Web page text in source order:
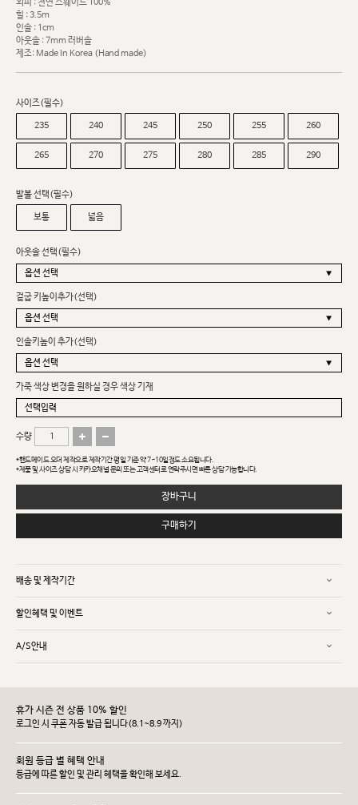
외피 : 천연 스웨이드 100%
힐 : 3.5m
인솔 : 1cm
아웃솔 : 7mm 러버솔
제조: Made In Korea (Hand made)
사이즈(필수)
235 240 245 250 255 260
265 270 275 280 285 290
발볼 선택(필수)
보통 넓음
아웃솔 선택(필수)
겉굽 키높이추가(선택)
인솔키높이 추가(선택)
가죽 색상 변경을 원하실 경우 색상 기재
수량
*핸드메이드 오더 제작으로 제작기간 평일 기준 약 7~10일정도 소요됩니다.
*제품 및 사이즈 상담 시 카카오채널 문의 또는 고객센터로 연락주시면 빠른 상담 가능합니다.
장바구니
구매하기
배송 및 제작기간
할인혜택 및 이벤트
A/S안내
휴가 시즌 전 상품 10% 할인
로그인 시 쿠폰 자동 발급 됩니다(8.1~8.9 까지)
회원 등급 별 혜택 안내
등급에 따른 할인 및 관리 헤택을 확인해 보세요.